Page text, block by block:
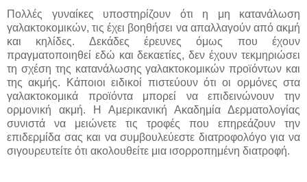
Πολλές γυναίκες υποστηρίζουν ότι η μη κατανάλωση
γαλακτοκομικών, τις έχει βοηθήσει να απαλλαγούν από ακμή
και κηλίδες. Δεκάδες έρευνες όμως που έχουν
πραγματοποιηθεί εδώ και δεκαετίες, δεν έχουν τεκμηριώσει
τη σχέση της κατανάλωσης γαλακτοκομικών προϊόντων και
της ακμής. Κάποιοι ειδικοί πιστεύουν ότι οι ορμόνες στα
γαλακτοκομικά προϊόντα μπορεί να επιδεινώνουν την
ορμονική ακμή. Η Αμερικανική Ακαδημία Δερματολογίας
συνιστά να μειώνετε τις τροφές που επηρεάζουν την
επιδερμίδα σας και να συμβουλεύεστε διατροφολόγο για να
σιγουρευτείτε ότι ακολουθείτε μια ισορροπημένη διατροφή.